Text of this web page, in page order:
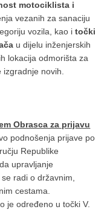
motociklista i
vezanih za sanaciju
vozila, kao i točki
u dijelu inženjerskih
lokacija odmorišta za
novih.
Obrasca za prijavu
podnošenja prijave po
Republike
upravljanje
radi o državnim,
cestama.
je određeno u točki V.